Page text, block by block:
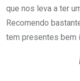
que nos leva a ter
Recomendo
tem presentes bem